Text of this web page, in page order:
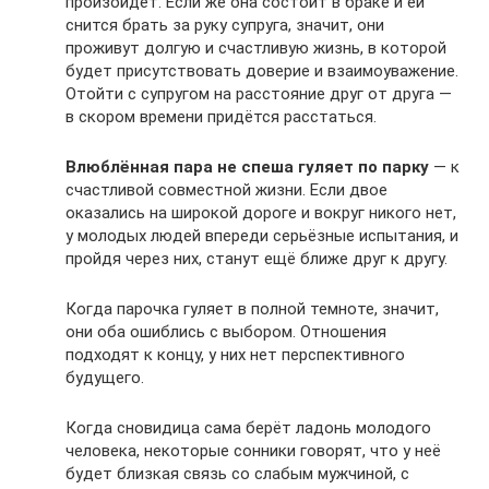
снится брать за руку супруга, значит, они
проживут долгую и счастливую жизнь, в которой
будет присутствовать доверие и взаимоуважение.
Отойти с супругом на расстояние друг от друга —
в скором времени придётся расстаться.
Влюблённая пара не спеша гуляет по парку — к
счастливой совместной жизни. Если двое
оказались на широкой дороге и вокруг никого нет,
у молодых людей впереди серьёзные испытания, и
пройдя через них, станут ещё ближе друг к другу.
Когда парочка гуляет в полной темноте, значит,
они оба ошиблись с выбором. Отношения
подходят к концу, у них нет перспективного
будущего.
Когда сновидица сама берёт ладонь молодого
человека, некоторые сонники говорят, что у неё
будет близкая связь со слабым мужчиной, с